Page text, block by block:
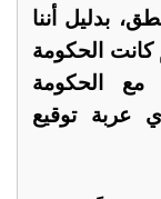
بدليل أننا
كانت الحكومة
مع الحكومة
عربة توقيع